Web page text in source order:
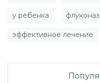
у ребенка
эффективное лечение